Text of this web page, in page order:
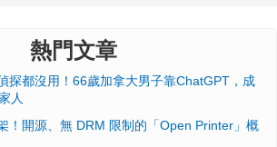
熱門文章
探都沒用！66歲加拿大男子靠ChatGPT，成
人
！開源、無 DRM 限制的「Open Printer」概